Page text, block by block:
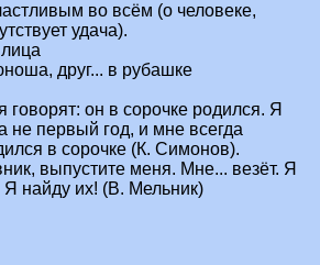
во всём (о человеке,
удача).
лица
друг... в рубашке
он в сорочке родился. Я
не первый год, и мне всегда
в сорочке (К. Симонов).
выпустите меня. Мне... везёт. Я
найду их! (В. Мельник)